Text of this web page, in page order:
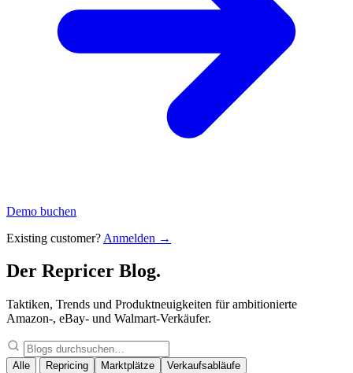
Demo buchen
Existing customer? Anmelden →
Der Repricer Blog.
Taktiken, Trends und Produktneuigkeiten für ambitionierte
Amazon-, eBay- und Walmart-Verkäufer.
Alle Repricing Marktplätze
Verkaufsabläufe